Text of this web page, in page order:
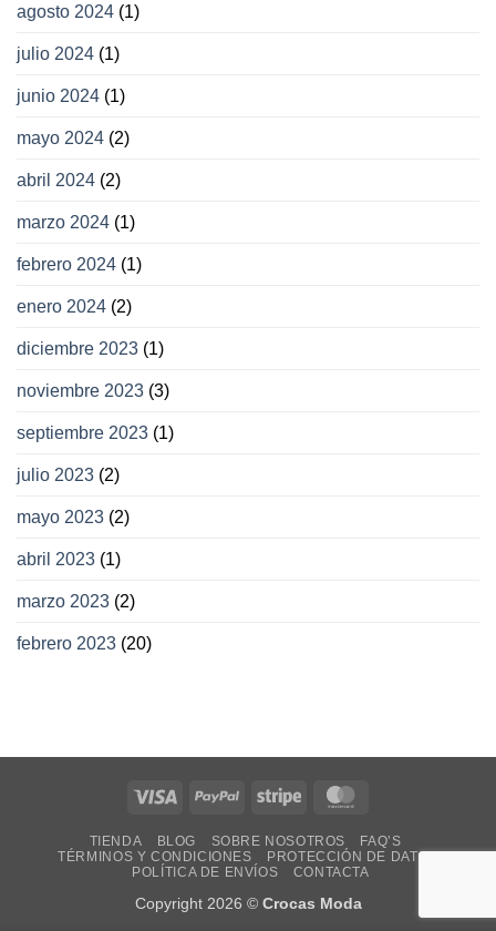
agosto 2024 (1)
julio 2024 (1)
junio 2024 (1)
mayo 2024 (2)
abril 2024 (2)
marzo 2024 (1)
febrero 2024 (1)
enero 2024 (2)
diciembre 2023 (1)
noviembre 2023 (3)
septiembre 2023 (1)
julio 2023 (2)
mayo 2023 (2)
abril 2023 (1)
marzo 2023 (2)
febrero 2023 (20)
Visa PayPal Stripe
TIENDA BLOG SOBRE NOSOTROS
FAQ’S
TÉRMINOS Y CONDICIONES
PROTECCIÓN DE DATOS
POLÍTICA DE ENVÍOS
CONTACTA
Copyright 2026 © Crocas Moda